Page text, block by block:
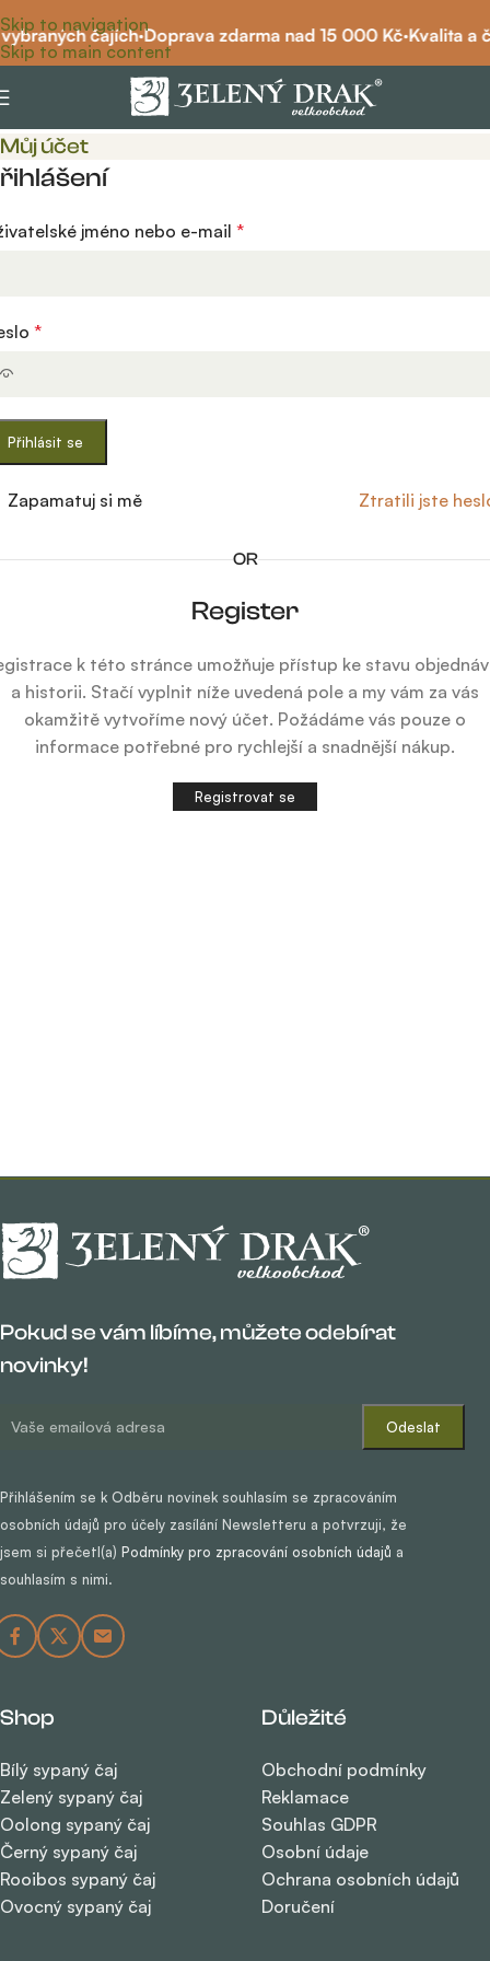
Skip to navigation
Skip to main content
čajích·Doprava zdarma nad 15 000 Kč·Kvalita a
Můj účet
jméno nebo e-mail *
*
Přihlásit se
Ztratili jste
Zapamatuj si mě
OR
Register
k této stránce umožňuje přístup ke stavu
a historii. Stačí vyplnit níže uvedená pole a my vám za vás
okamžitě vytvoříme nový účet. Požádáme vás pouze o
informace potřebné pro rychlejší a snadnější nákup.
Registrovat se
Pokud se vám líbíme, můžete odebírat
novinky!
Přihlášením se k Odběru novinek souhlasím se zpracováním
osobních údajů pro účely zasílání Newsletteru a potvrzuji, že
jsem si přečetl(a) Podmínky pro zpracování osobních údajů a
souhlasím s nimi.
Shop
Bílý sypaný čaj
Zelený sypaný čaj
Oolong sypaný čaj
Černý sypaný čaj
Rooibos sypaný čaj
Ovocný sypaný čaj
Důležité
Obchodní podmínky
Reklamace
Souhlas GDPR
Osobní údaje
Ochrana osobních údajů
Doručení